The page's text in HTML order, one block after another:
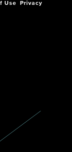
Use
Privacy